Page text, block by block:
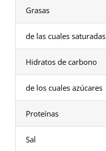
Grasas
de las cuales saturadas
Hidratos de carbono
de los cuales azúcares
Proteínas
Sal